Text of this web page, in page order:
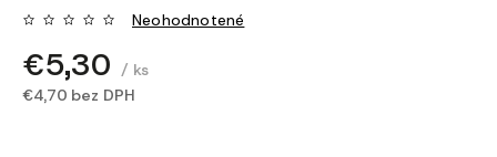
Neohodnotené
€5,30
/ ks
€4,70 bez DPH